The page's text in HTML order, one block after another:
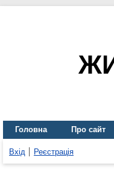
Головна Про сайт
Вхід Реєстрація